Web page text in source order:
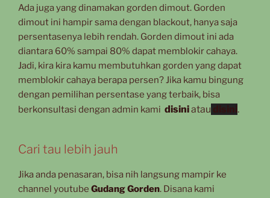
Ada juga yang dinamakan gorden dimout. Gorden
dimout ini hampir sama dengan blackout, hanya saja
persentasenya lebih rendah. Gorden dimout ini ada
diantara 60% sampai 80% dapat memblokir cahaya.
Jadi, kira kira kamu membutuhkan gorden yang dapat
memblokir cahaya berapa persen? Jika kamu bingung
dengan pemilihan persentase yang terbaik, bisa
berkonsultasi dengan admin kami disiniatau .
Cari tau lebih jauh
Jika anda penasaran, bisa nih langsung mampir ke
channel youtube Gudang Gorden. Disana kami